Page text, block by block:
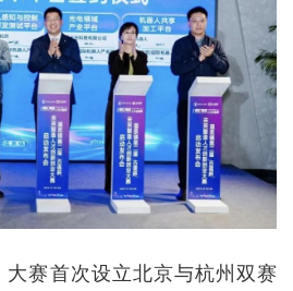
赛首次设立北京与杭州双赛